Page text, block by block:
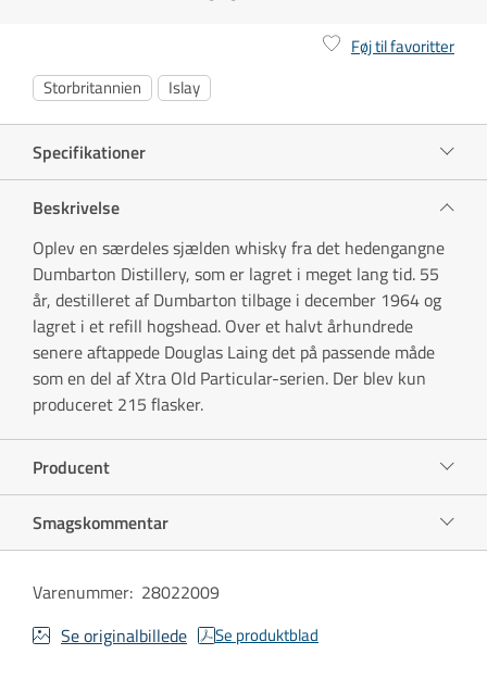
Føj til favoritter
Storbritannien
Islay
Specifikationer
Beskrivelse
Oplev en særdeles sjælden whisky fra det hedengangne
Dumbarton Distillery, som er lagret i meget lang tid. 55
år, destilleret af Dumbarton tilbage i december 1964 og
lagret i et refill hogshead. Over et halvt århundrede
senere aftappede Douglas Laing det på passende måde
som en del af Xtra Old Particular-serien. Der blev kun
produceret 215 flasker.
Producent
Smagskommentar
Varenummer: 28022009
Se originalbillede
Se produktblad